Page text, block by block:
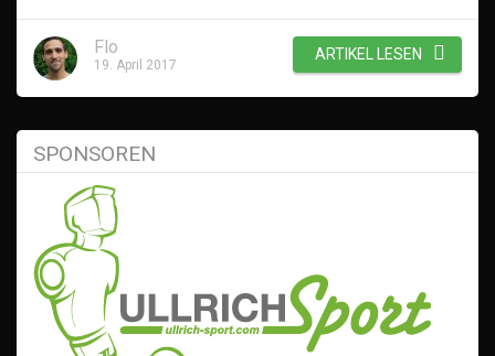
ARTIKEL LESEN
Flo
19. April 2017
SPONSOREN